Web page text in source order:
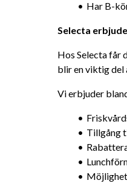
Har B-
Selecta
Hos Selecta får
blir en viktig del
Vi erbjuder
Tillgång